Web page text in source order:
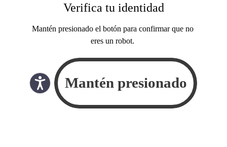
Verifica tu identidad
Mantén presionado el botón para confirmar que no
eres un robot.